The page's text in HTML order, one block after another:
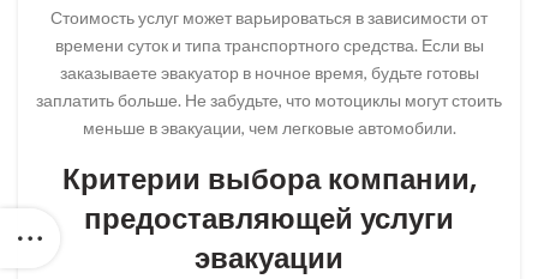
Стоимость услуг может варьироваться в зависимости от
времени суток и типа транспортного средства. Если вы
заказываете эвакуатор в ночное время, будьте готовы
заплатить больше. Не забудьте, что мотоциклы могут стоить
меньше в эвакуации, чем легковые автомобили.
Критерии выбора компании,
предоставляющей услуги
эвакуации